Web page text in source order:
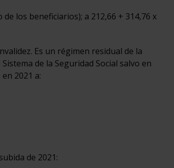
los beneficiarios); a 212,66 + 314,76 x
Es un régimen residual de la
de la Seguridad Social salvo en
2021 a:
de 2021: